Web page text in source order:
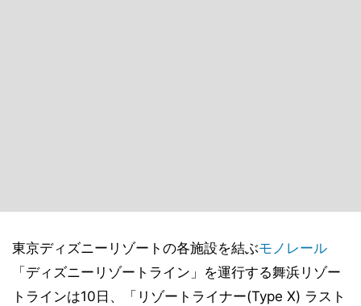
東京ディズニーリゾートの各施設を結ぶモノレール
「ディズニーリゾートライン」を運行する舞浜リゾー
トラインは10日、「リゾートライナー(Type X) ラスト